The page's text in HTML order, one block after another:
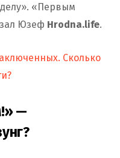
«Первым
Юзеф Hrodna.life.
Сколько
—